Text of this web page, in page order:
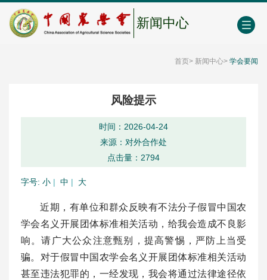
新闻中心
中国农业农村人才网 中心学会门户网
首页> 新闻中心> 学会要闻
风险提示
时间：2026-04-24
来源：对外合作处
点击量： 2794
字号: 小 | 中 | 大
近期，有单位和群众反映有不法分子假冒中国农
学会名义开展团体标准相关活动，给我会造成不良影
响。请广大公众注意甄别，提高警惕，严防上当受
骗。对于假冒中国农学会名义开展团体标准相关活动
甚至违法犯罪的，一经发现，我会将通过法律途径依